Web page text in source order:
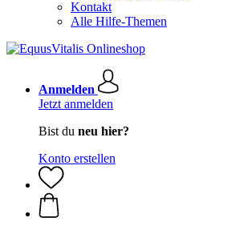
Kontakt
Alle Hilfe-Themen
Anmelden
Jetzt anmelden
Bist du neu hier?
Konto erstellen